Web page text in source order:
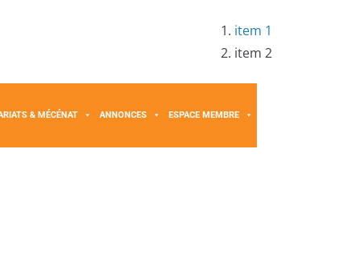
item 1
item 2
& MÉCÉNAT ANNONCES ESPACE MEMBRE